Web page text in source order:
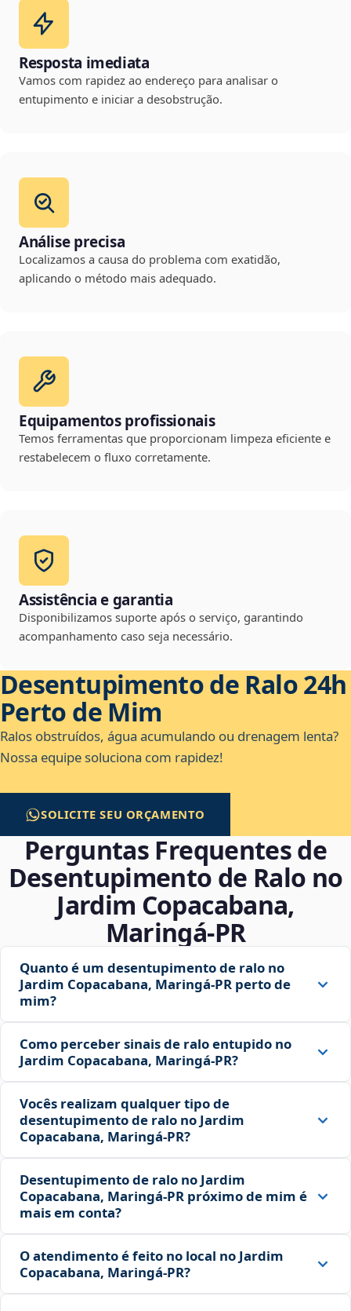
Resposta imediata
Vamos com rapidez ao endereço para analisar o
entupimento e iniciar a desobstrução.
Análise precisa
Localizamos a causa do problema com exatidão,
aplicando o método mais adequado.
Equipamentos profissionais
Temos ferramentas que proporcionam limpeza eficiente e
restabelecem o fluxo corretamente.
Assistência e garantia
Disponibilizamos suporte após o serviço, garantindo
acompanhamento caso seja necessário.
Desentupimento de Ralo 24h
Perto de Mim
Ralos obstruídos, água acumulando ou drenagem lenta?
Nossa equipe soluciona com rapidez!
SOLICITE SEU ORÇAMENTO
Perguntas Frequentes de
Desentupimento de Ralo no
Jardim Copacabana,
Maringá‑PR
Quanto é um desentupimento de ralo no
Jardim Copacabana, Maringá‑PR perto de
mim?
Como perceber sinais de ralo entupido no
Jardim Copacabana, Maringá‑PR?
Vocês realizam qualquer tipo de
desentupimento de ralo no Jardim
Copacabana, Maringá‑PR?
Desentupimento de ralo no Jardim
Copacabana, Maringá‑PR próximo de mim é
mais em conta?
O atendimento é feito no local no Jardim
Copacabana, Maringá‑PR?